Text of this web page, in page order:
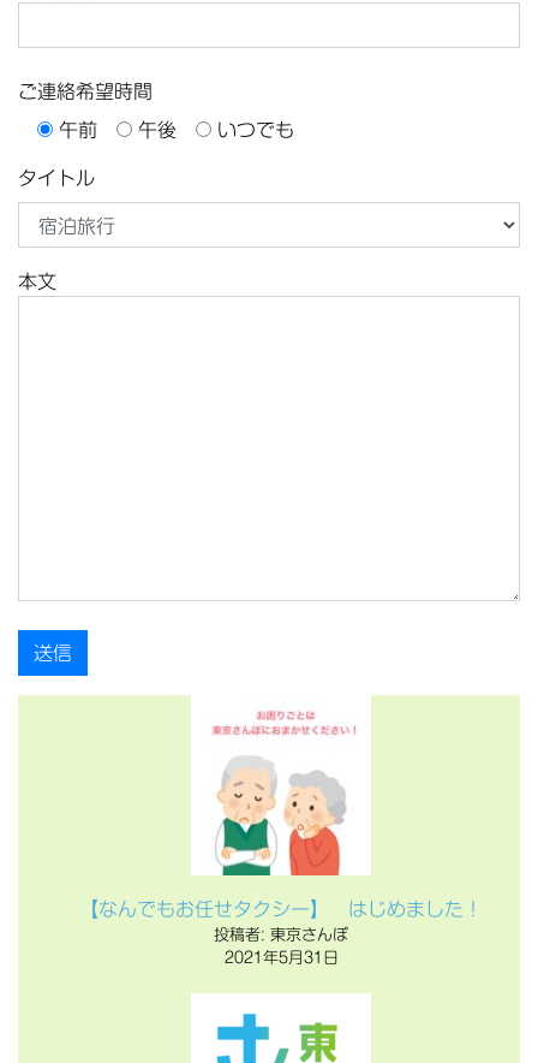
ご連絡希望時間
午前
午後 いつでも
タイトル
本文
【なんでもお任せタクシー】 はじめました！
投稿者: 東京さんぽ
2021年5月31日